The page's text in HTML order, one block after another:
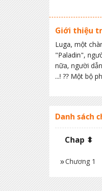
Giới thiệu
Luga, một
"Paladin",
nữa, người
...! ?? Một bộ
Danh sách
Chap ⬍
Chương 1